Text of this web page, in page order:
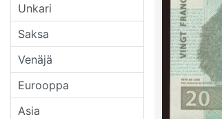
Unkari
Saksa
Venäjä
Eurooppa
Asia